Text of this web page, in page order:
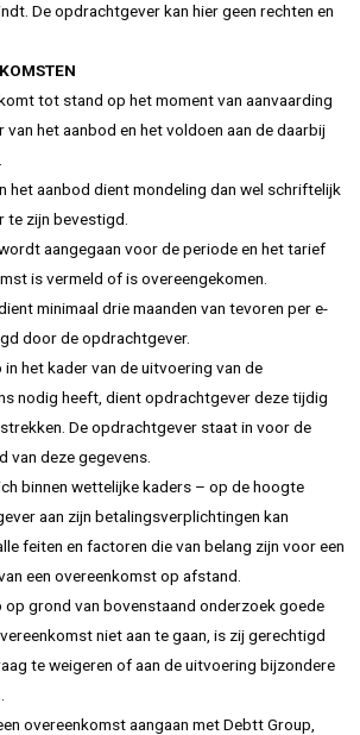
De opdrachtgever kan hier geen rechten en
tot stand op het moment van aanvaarding
het aanbod en het voldoen aan de daarbij
het aanbod dient mondeling dan wel schriftelijk
zijn bevestigd.
aangegaan voor de periode en het tarief
is vermeld of is overeengekomen.
minimaal drie maanden van tevoren per e-
door de opdrachtgever.
het kader van de uitvoering van de
nodig heeft, dient opdrachtgever deze tijdig
De opdrachtgever staat in voor de
van deze gegevens.
binnen wettelijke kaders – op de hoogte
aan zijn betalingsverplichtingen kan
feiten en factoren die van belang zijn voor een
een overeenkomst op afstand.
op grond van bovenstaand onderzoek goede
niet aan te gaan, is zij gerechtigd
te weigeren of aan de uitvoering bijzondere
overeenkomst aangaan met Debtt Group,